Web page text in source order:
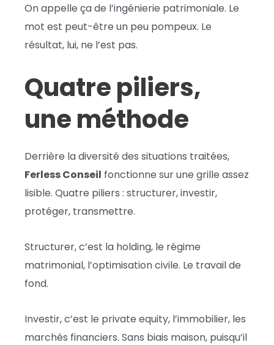
On appelle ça de l’ingénierie patrimoniale. Le
mot est peut-être un peu pompeux. Le
résultat, lui, ne l’est pas.
Quatre piliers,
une méthode
Derrière la diversité des situations traitées,
Ferless Conseil fonctionne sur une grille assez
lisible. Quatre piliers : structurer, investir,
protéger, transmettre.
Structurer, c’est la holding, le régime
matrimonial, l’optimisation civile. Le travail de
fond.
Investir, c’est le private equity, l’immobilier, les
marchés financiers. Sans biais maison, puisqu’il